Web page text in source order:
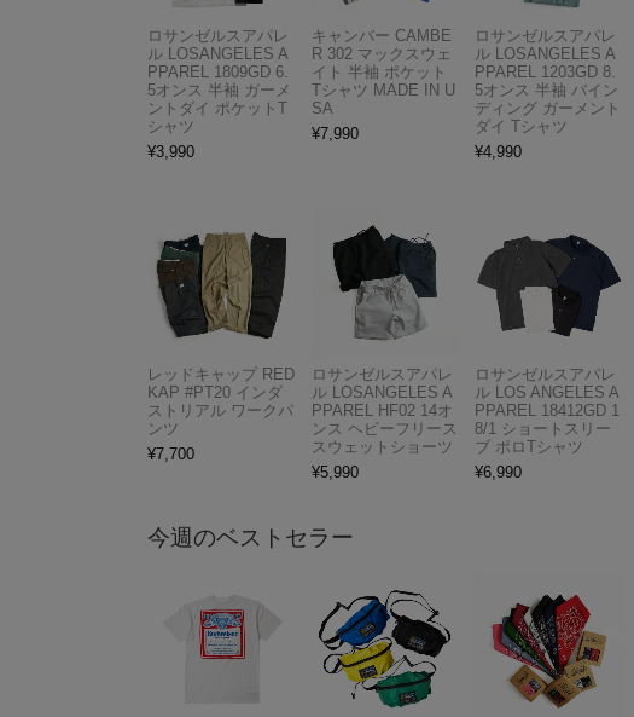
ロサンゼルスアパレ
ル LOSANGELES A
PPAREL 1809GD 6.
5オンス 半袖 ガーメ
ントダイ ポケットT
シャツ
¥3,990
キャンバー CAMBE
R 302 マックスウェ
イト 半袖 ポケット
Tシャツ MADE IN U
SA
¥7,990
ロサンゼルスアパレ
ル LOSANGELES A
PPAREL 1203GD 8.
5オンス 半袖 バイン
ディング ガーメント
ダイ Tシャツ
¥4,990
レッドキャップ RED
KAP #PT20 インダ
ストリアル ワークパ
ンツ
¥7,700
ロサンゼルスアパレ
ル LOSANGELES A
PPAREL HF02 14オ
ンス ヘビーフリース
スウェットショーツ
¥5,990
ロサンゼルスアパレ
ル LOS ANGELES A
PPAREL 18412GD 1
8/1 ショートスリー
ブ ポロTシャツ
¥6,990
今週のベストセラー